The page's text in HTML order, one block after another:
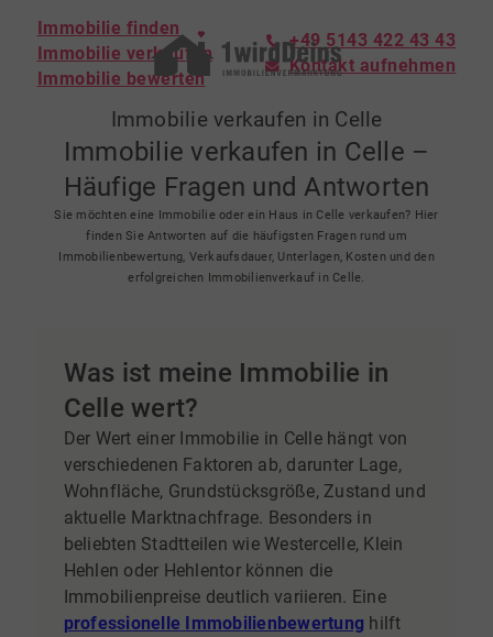
Immobilie finden
Immobilie verkaufen
Immobilie bewerten
+49 5143 422 43 43
Kontakt aufnehmen
Immobilie verkaufen in Celle
Immobilie verkaufen in Celle –
Häufige Fragen und Antworten
Sie möchten eine Immobilie oder ein Haus in Celle verkaufen? Hier
finden Sie Antworten auf die häufigsten Fragen rund um
Immobilienbewertung, Verkaufsdauer, Unterlagen, Kosten und den
erfolgreichen Immobilienverkauf in Celle.
Was ist meine Immobilie in
Celle wert?
Der Wert einer Immobilie in Celle hängt von
verschiedenen Faktoren ab, darunter Lage,
Wohnfläche, Grundstücksgröße, Zustand und
aktuelle Marktnachfrage. Besonders in
beliebten Stadtteilen wie Westercelle, Klein
Hehlen oder Hehlentor können die
Immobilienpreise deutlich variieren. Eine
professionelle Immobilienbewertung hilft